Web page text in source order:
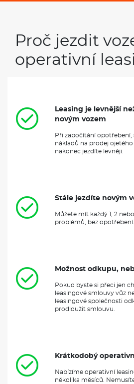
Klimatizace
Tažné zařízení
Proč jezdit
operativní
Leasing je levnější
novým vozem
Při započítání opotřebení,
nákladů na prodej
nakonec jezdíte levněji.
Stále jezdíte novým
Můžete mít každý 1, 2
problémů, bez opotřebení.
Možnost odkupu,
Pokud byste si přeci jen
leasingové smlouvy vůz
leasingové společnosti
prodloužit smlouvu.
Krátkodobý
Nabízíme operativní
několika měsíců.